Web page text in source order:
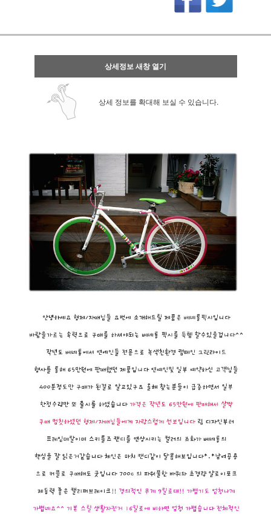
상세정보 새창 열기
상세 정보를 확대해 보실 수 있습니다.